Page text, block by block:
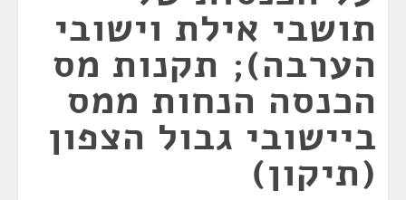
תושבי אילת וישובי
הערבה); תקנות מס
הכנסה הנחות ממס
ביישובי גבול הצפון
(תיקון)